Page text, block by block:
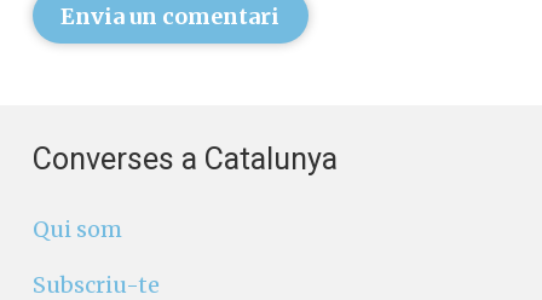
Envia un comentari
Converses a Catalunya
Qui som
Subscriu-te